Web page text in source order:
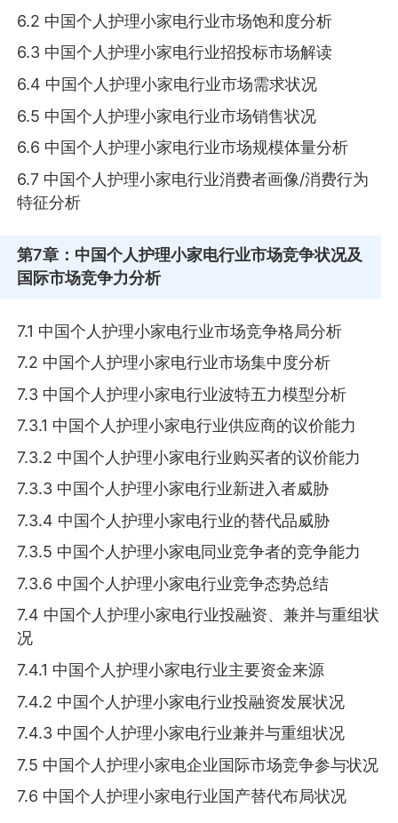
6.2 中国个人护理小家电行业市场饱和度分析
6.3 中国个人护理小家电行业招投标市场解读
6.4 中国个人护理小家电行业市场需求状况
6.5 中国个人护理小家电行业市场销售状况
6.6 中国个人护理小家电行业市场规模体量分析
6.7 中国个人护理小家电行业消费者画像/消费行为
特征分析
第7章 ：中国个人护理小家电行业市场竞争状况及
国际市场竞争力分析
7.1 中国个人护理小家电行业市场竞争格局分析
7.2 中国个人护理小家电行业市场集中度分析
7.3 中国个人护理小家电行业波特五力模型分析
7.3.1 中国个人护理小家电行业供应商的议价能力
7.3.2 中国个人护理小家电行业购买者的议价能力
7.3.3 中国个人护理小家电行业新进入者威胁
7.3.4 中国个人护理小家电行业的替代品威胁
7.3.5 中国个人护理小家电同业竞争者的竞争能力
7.3.6 中国个人护理小家电行业竞争态势总结
7.4 中国个人护理小家电行业投融资、兼并与重组状
况
7.4.1 中国个人护理小家电行业主要资金来源
7.4.2 中国个人护理小家电行业投融资发展状况
7.4.3 中国个人护理小家电行业兼并与重组状况
7.5 中国个人护理小家电企业国际市场竞争参与状况
7.6 中国个人护理小家电行业国产替代布局状况